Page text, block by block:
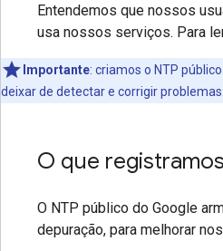
Entendemos que nossos
usa nossos serviços. Para
Importante: criamos o NTP
deixar de detectar e corrigir
O que registramos
O NTP público do Google
depuração, para melhorar